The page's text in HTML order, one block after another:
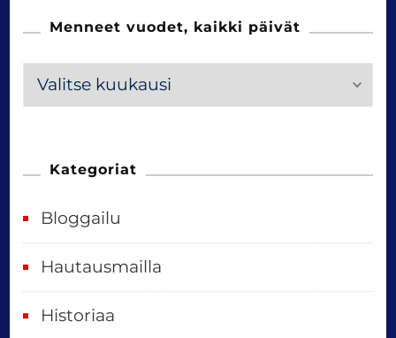
Menneet vuodet, kaikki päivät
M
e
e
v
u
Kategoriat
Bloggailu
Hautausmailla
Historiaa